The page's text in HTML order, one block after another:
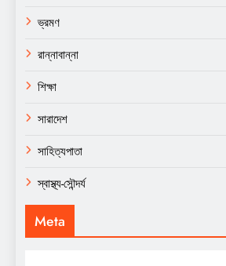
ভ্রমণ
রান্নাবান্না
শিক্ষা
সারাদেশ
সাহিত্যপাতা
স্বাস্থ্য-সৌন্দর্য
Meta